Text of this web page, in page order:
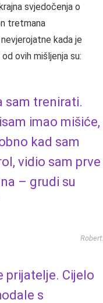
svjedočenja o
tretmana
kada je
ovih mišljenja su:
sam trenirati.
imao mišiće,
kad sam
vidio sam prve
– grudi su
Robert:
prijatelje. Cijelo
s